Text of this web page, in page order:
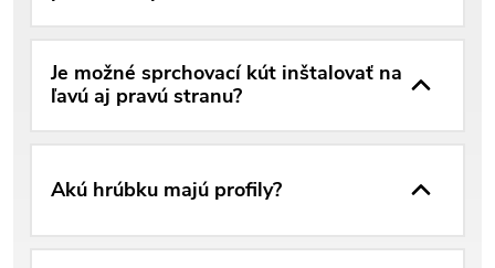
Je možné sprchovací kút inštalovať na
ľavú aj pravú stranu?
Akú hrúbku majú profily?